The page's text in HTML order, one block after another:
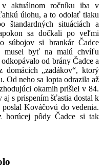
aktuálnom ročníku iba v
úlohu, a to odolať tlaku
štandardných situáciách a
sa dočkali po veľmi
súbojov si brankár Čadce
musel byť na malú chvíľu
od brány Čadce a
„zadákov“, ktorý
Od neho sa lopta odrazila až
okamih prišiel v 84.
s prispením šťastia dostal k
Kováčovú do vedenia.
horúcej pôdy Čadce si tak